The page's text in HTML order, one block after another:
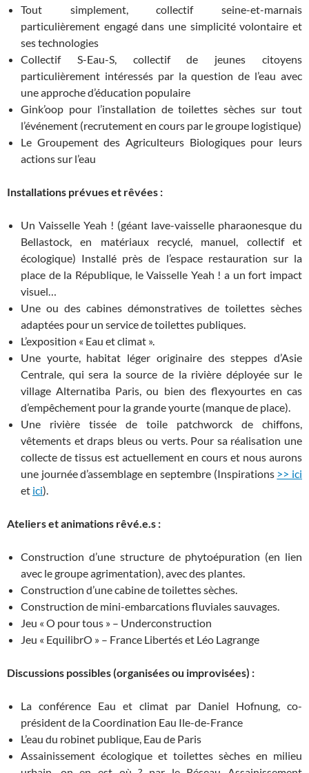
Tout simplement, collectif seine-et-marnais
particulièrement engagé dans une simplicité volontaire et
ses technologies
Collectif S-Eau-S, collectif de jeunes citoyens
particulièrement intéressés par la question de l’eau avec
une approche d’éducation populaire
Gink’oop pour l’installation de toilettes sèches sur tout
l’événement (recrutement en cours par le groupe logistique)
Le Groupement des Agriculteurs Biologiques pour leurs
actions sur l’eau
Installations prévues et rêvées :
Un Vaisselle Yeah ! (géant lave-vaisselle pharaonesque du
Bellastock, en matériaux recyclé, manuel, collectif et
écologique) Installé près de l’espace restauration sur la
place de la République, le Vaisselle Yeah ! a un fort impact
visuel…
Une ou des cabines démonstratives de toilettes sèches
adaptées pour un service de toilettes publiques.
L’exposition « Eau et climat ».
Une yourte, habitat léger originaire des steppes d’Asie
Centrale, qui sera la source de la rivière déployée sur le
village Alternatiba Paris, ou bien des flexyourtes en cas
d’empêchement pour la grande yourte (manque de place).
Une rivière tissée de toile patchworck de chiffons,
vêtements et draps bleus ou verts. Pour sa réalisation une
collecte de tissus est actuellement en cours et nous aurons
une journée d’assemblage en septembre (Inspirations >> ici
et ici).
Ateliers et animations rêvé.e.s :
Construction d’une structure de phytoépuration (en lien
avec le groupe agrimentation), avec des plantes.
Construction d’une cabine de toilettes sèches.
Construction de mini-embarcations fluviales sauvages.
Jeu « O pour tous » – Underconstruction
Jeu « EquilibrO » – France Libertés et Léo Lagrange
Discussions possibles (organisées ou improvisées) :
La conférence Eau et climat par Daniel Hofnung, co-
président de la Coordination Eau Ile-de-France
L’eau du robinet publique, Eau de Paris
Assainissement écologique et toilettes sèches en milieu